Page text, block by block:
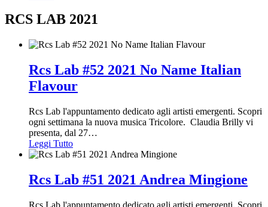
RCS LAB 2021
Rcs Lab #52 2021 No Name Italian
Flavour
Rcs Lab l'appuntamento dedicato agli artisti emergenti. Scopri
ogni settimana la nuova musica Tricolore. Claudia Brilly vi
presenta, dal 27…
Leggi Tutto
Rcs Lab #51 2021 Andrea Mingione
Rcs Lab l'appuntamento dedicato agli artisti emergenti. Scopri